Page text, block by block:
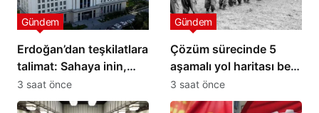
Erdoğan’dan teşkilatlara
talimat: Sahaya inin,
süreci anlatın
Gündem
3 saat önce
Çözüm sürecinde 5
aşamalı yol haritası belli
oldu
Gündem
3 saat önce